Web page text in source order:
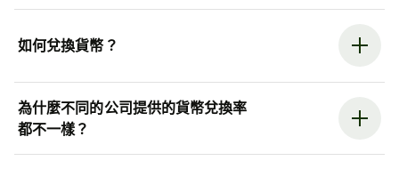
如何兌換貨幣？
為什麼不同的公司提供的貨幣兌換率
都不一樣？